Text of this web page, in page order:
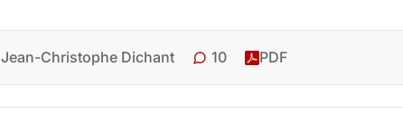
Jean-Christophe Dichant 10 PDF